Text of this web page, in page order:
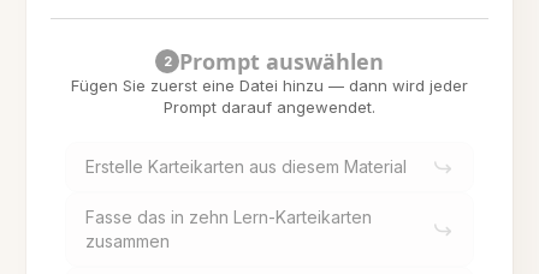
2 Prompt auswählen
Fügen Sie zuerst eine Datei hinzu — dann wird jeder
Prompt darauf angewendet.
Erstelle Karteikarten aus diesem Material
Fasse das in zehn Lern-Karteikarten
zusammen